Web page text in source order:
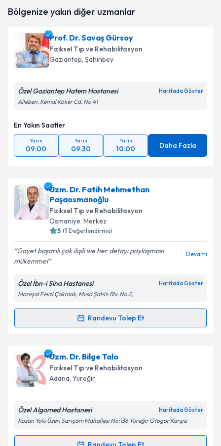
oluşturun. Size bu uzmandan randevu almanız için bir
E-posta Adresiniz
Kişisel verilerimin işlenmesine ilişkin
Aydınlatma
Metni'ni okudum ve kişisel verilerimin belirtilen
Takvim Talebini Gönder
Bölgenize yakın diğer uzmanlar
Prof. Dr. Savaş Gürsoy
Fiziksel Tıp ve Rehabilitasyon
Gaziantep, Şahinbey
Özel Gaziantep Hatem Hastanesi Haritada Göster
Alleben, Kemal Köker Cd. No 41
En Yakın Saatler
Yarın
09:00
Yarın
09:30
Yarın
10:00 Daha Fazla
Uzm. Dr. Fatih Mehmethan
Paşaosmanoğlu
Fiziksel Tıp ve Rehabilitasyon
Osmaniye, Merkez
5 (1 Değerlendirme)
Gayet başarılı çok ilqili we her detayı paylaşması
mükemmel
Devamı
Özel İbn-i Sina Hastanesi Haritada Göster
Mareşal Fevzi Çakmak, Musa Şahin Blv. No:2,
Randevu Talep Et
Randevu Takvimi Talebi
Uzm. Dr. Fatih Mehmethan Paşaosmanoğlu
randevu takvimi talebi oluşturun. Size bu uzmandan
randevu almanız için bir takvim hazırlandığında e-
posta ile bilgilendireceğiz.
Uzm. Dr. Bilge Talo
Fiziksel Tıp ve Rehabilitasyon
Adana, Yüreğir
Özel Algomed Hastanesi Haritada Göster
Kozan Yolu Üzeri Sarıçam Mahallesi No:136 Yüreğir Otogar Karşısı